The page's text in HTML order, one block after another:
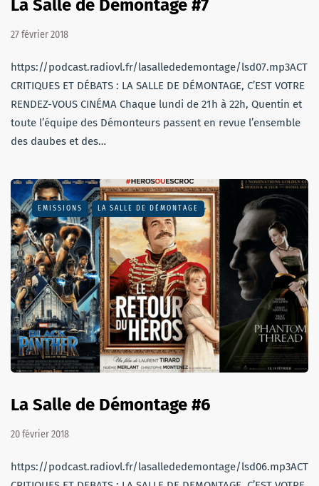
La Salle de Démontage #7
27 février 2018
https://podcast.radiovl.fr/lasallededemontage/lsd07.mp3ACTU,
CRITIQUES ET DÉBATS : LA SALLE DE DÉMONTAGE, C’EST VOTRE
RENDEZ-VOUS CINÉMA Chaque lundi de 21h à 22h, Quentin et
toute l’équipe des Démonteurs passent en revue l’ensemble
des daubes et des…
EMISSIONS LA SALLE DE DÉMONTAGE
La Salle de Démontage #6
20 février 2018
https://podcast.radiovl.fr/lasallededemontage/lsd06.mp3ACTU,